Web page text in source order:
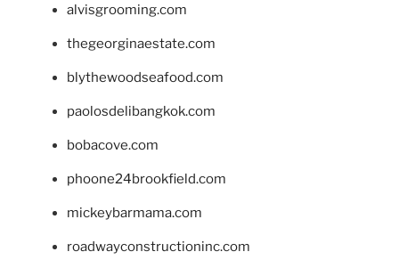
alvisgrooming.com
thegeorginaestate.com
blythewoodseafood.com
paolosdelibangkok.com
bobacove.com
phoone24brookfield.com
mickeybarmama.com
roadwayconstructioninc.com